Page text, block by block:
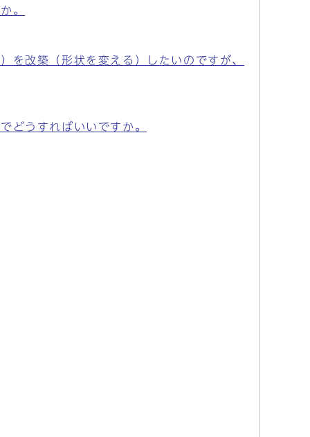
。
を改築（形状を変える）したいのですが、
どうすればいいですか。